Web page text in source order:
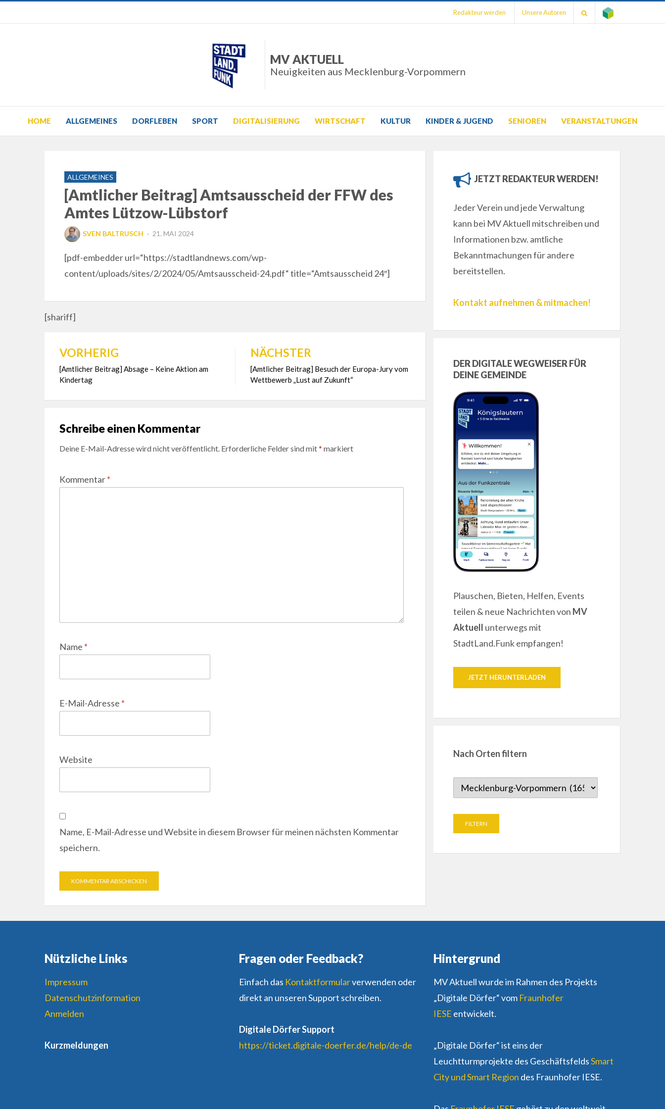
Redakteur werden Unsere Autoren
MV AKTUELL
Neuigkeiten aus Mecklenburg-Vorpommern
HOME ALLGEMEINES DORFLEBEN SPORT DIGITALISIERUNG WIRTSCHAFT KULTUR KINDER & JUGEND SENIOREN VERANSTALTUNGEN
ALLGEMEINES
[Amtlicher Beitrag] Amtsausscheid der FFW des
Amtes Lützow-Lübstorf
SVEN BALTRUSCH
POSTED
21. MAI 2024
[pdf-embedder url=“https://stadtlandnews.com/wp-
content/uploads/sites/2/2024/05/Amtsausscheid-24.pdf“ title=“Amtsausscheid 24″]
[shariff]
Beitragsnavigation
VORHERIG
[Amtlicher Beitrag] Absage – Keine Aktion am
Kindertag
NÄCHSTER
[Amtlicher Beitrag] Besuch der Europa-Jury vom
Wettbewerb „Lust auf Zukunft“
Schreibe einen Kommentar
Deine E-Mail-Adresse wird nicht veröffentlicht. Erforderliche Felder sind mit* markiert
Kommentar*
Name *
E-Mail-Adresse *
Website
Name, E-Mail-Adresse und Website in diesem Browser für meinen nächsten Kommentar
speichern.
JETZT REDAKTEUR WERDEN!
Jeder Verein und jede Verwaltung
kann bei MV Aktuell mitschreiben und
Informationen bzw. amtliche
Bekanntmachungen für andere
bereitstellen.
Kontakt aufnehmen & mitmachen!
DER DIGITALE WEGWEISER FÜR
DEINE GEMEINDE
Plauschen, Bieten, Helfen, Events
teilen & neue Nachrichten von MV
Aktuell unterwegs mit
StadtLand.Funk empfangen!
JETZT HERUNTERLADEN
Nach Orten filtern
Nützliche Links
Impressum
Datenschutzinformation
Anmelden
Kurzmeldungen
Fragen oder Feedback?
Einfach das Kontaktformularverwenden oder
direkt an unseren Support schreiben.
Digitale Dörfer Support
https://ticket.digitale-doerfer.de/help/de-de
Hintergrund
MV Aktuell wurde im Rahmen des Projekts
„Digitale Dörfer“ vom Fraunhofer
IESE entwickelt.
„Digitale Dörfer“ ist eins der
Leuchtturmprojekte des GeschäftsfeldsSmart
City und Smart Region des Fraunhofer IESE.